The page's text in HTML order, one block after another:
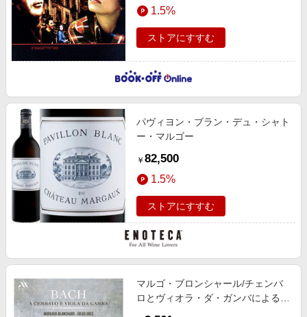
1.5%
ストアにすすむ
パヴィヨン・ブラン・デュ・シャト
ー・マルゴー
￥ 82,500
1.5%
ストアにすすむ
マルゴ・ブロンシャール/チェンバ
ロとヴィオラ・ダ・ガンバによるバ